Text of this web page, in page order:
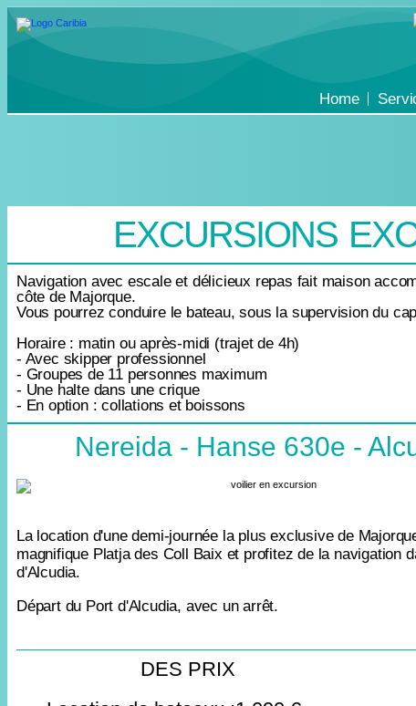
Home
EXCURSIONS
Navigation avec escale et délicieux repas fait maison
côte de Majorque.
Vous pourrez conduire le bateau, sous la supervision du
Horaire : matin ou après-midi (trajet de 4h)
- Avec skipper professionnel
- Groupes de 11 personnes maximum
- Une halte dans une crique
- En option : collations et boissons
Nereida - Hanse 630e -
La location d'une demi-journée la plus exclusive de
magnifique Platja des Coll Baix et profitez de la navigation
d'Alcudia.
Départ du Port d'Alcudia, avec un arrêt.
DES PRIX